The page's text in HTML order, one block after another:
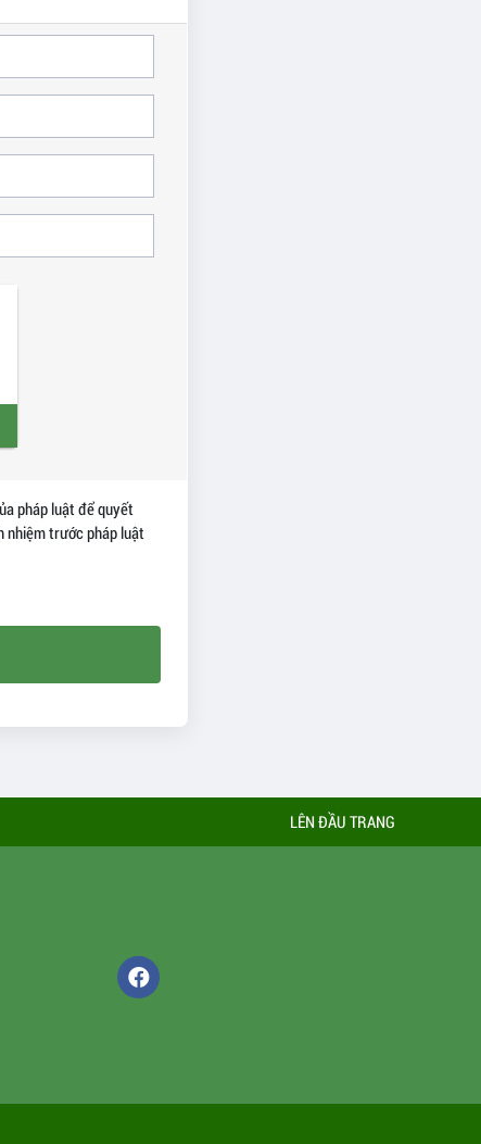
pháp luật để quyết
nhiệm trước pháp luật
LÊN ĐẦU TRANG